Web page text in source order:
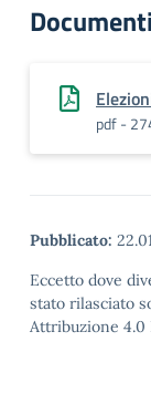
Documenti
pdf -
Pubblicato:
Eccetto dove
stato rilasciato
Attribuzione 4.0